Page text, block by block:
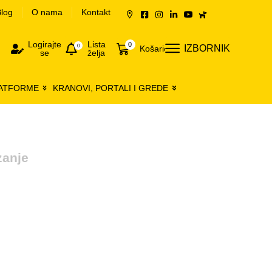
O nama Kontakt
Logirajte
se
0
Lista
želja
0 Košarica IZBORNIK
KRANOVI, PORTALI I GREDE